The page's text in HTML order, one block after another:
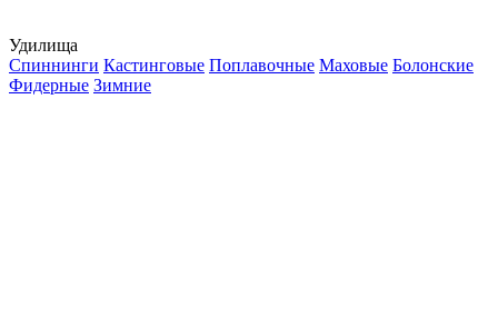
Удилища
Спиннинги Кастинговые Поплавочные Маховые Болонские
Фидерные Зимние